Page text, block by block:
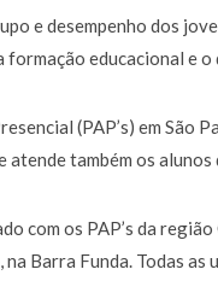
e desempenho dos
educacional e
(PAP’s) em São
também os alunos
com os PAP’s da
Barra Funda. Todas as